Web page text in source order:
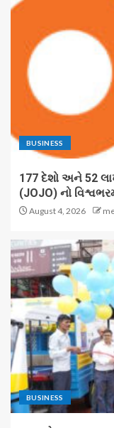
BUSINESS
177 દેશો અને 52
(JOJO) નો
August 4, 2026
BUSINESS